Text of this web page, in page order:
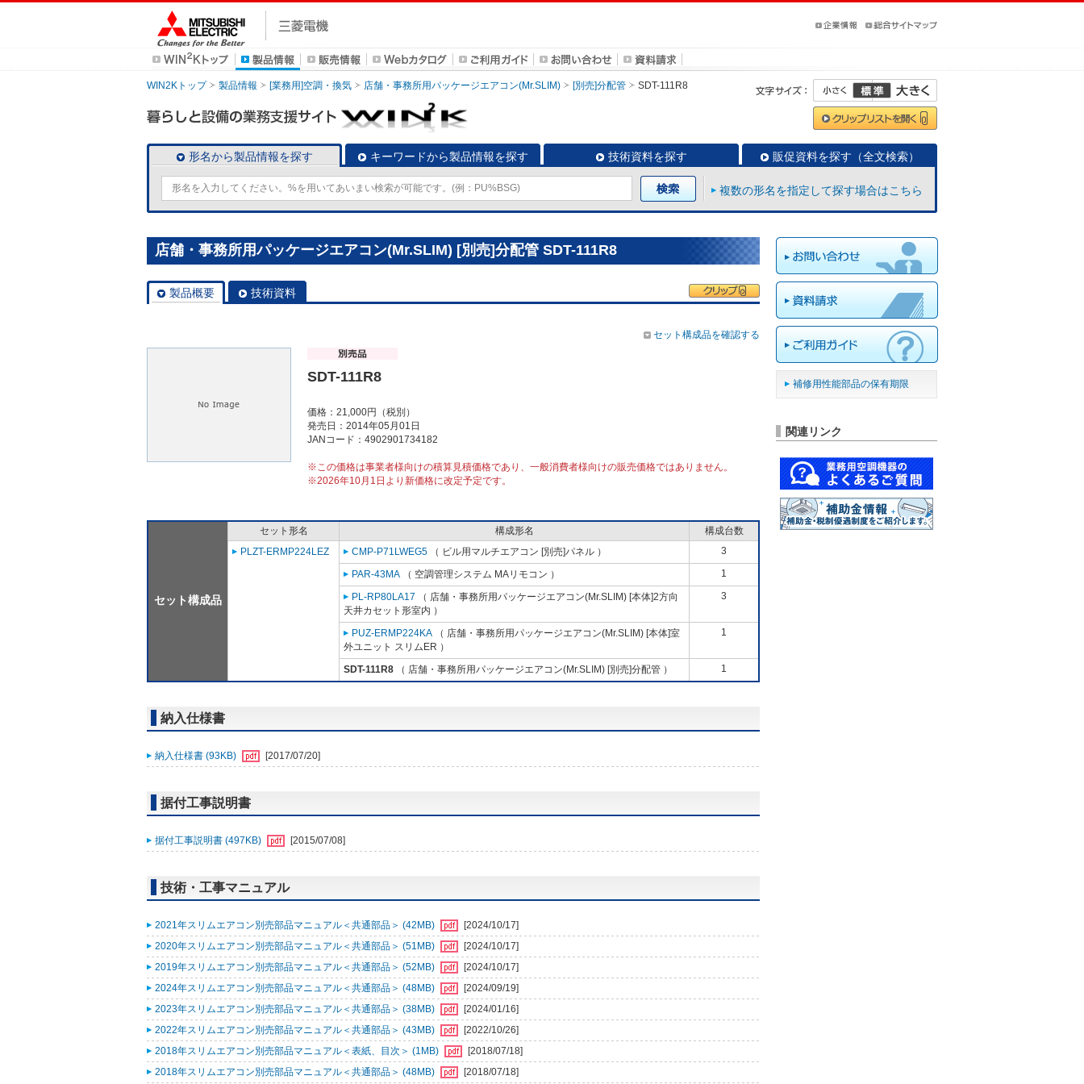
WIN2Kトップ 製品情報 [業務用]空調・換気 店舗・事務所用パッケージエアコン(Mr.SLIM) [別売]分配管 SDT-111R8
形名から製品情報を探す キーワードから製品情報を探す 技術資料を探す 販促資料を探す（全文検索）
複数の形名を指定して探す場合はこちら
店舗・事務所用パッケージエアコン(Mr.SLIM) [別売]分配管 SDT-111R8
製品概要 技術資料
セット構成品を確認する
SDT-111R8
価格：21,000円（税別）
発売日：2014年05月01日
JANコード：4902901734182
※この価格は事業者様向けの積算見積価格であり、一般消費者様向けの販売価格ではありません。
※2026年10月1日より新価格に改定予定です。
セット構成品
セット形名 構成形名
構成台数
PLZT-ERMP224LEZ
CMP-P71LWEG5 （ ビル用マルチエアコン [別売]パネル ） 3
PAR-43MA （ 空調管理システム MAリモコン ） 1
PL-RP80LA17 （ 店舗・事務所用パッケージエアコン(Mr.SLIM) [本体]2方向
天井カセット形室内 ）
3
PUZ-ERMP224KA （ 店舗・事務所用パッケージエアコン(Mr.SLIM) [本体]室
外ユニット スリムER ）
1
SDT-111R8 （ 店舗・事務所用パッケージエアコン(Mr.SLIM) [別売]分配管 ） 1
納入仕様書
納入仕様書 (93KB) [2017/07/20]
据付工事説明書
据付工事説明書 (497KB) [2015/07/08]
技術・工事マニュアル
2021年スリムエアコン別売部品マニュアル＜共通部品＞ (42MB)
[2024/10/17]
2020年スリムエアコン別売部品マニュアル＜共通部品＞ (51MB)
[2024/10/17]
2019年スリムエアコン別売部品マニュアル＜共通部品＞ (52MB)
[2024/10/17]
2024年スリムエアコン別売部品マニュアル＜共通部品＞ (48MB)
[2024/09/19]
2023年スリムエアコン別売部品マニュアル＜共通部品＞ (38MB)
[2024/01/16]
2022年スリムエアコン別売部品マニュアル＜共通部品＞ (43MB)
[2022/10/26]
2018年スリムエアコン別売部品マニュアル＜表紙、目次＞ (1MB)
[2018/07/18]
2018年スリムエアコン別売部品マニュアル＜共通部品＞ (48MB)
[2018/07/18]
補修用性能部品の保有期限
関連リンク